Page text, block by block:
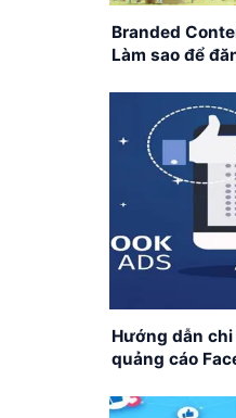
Branded
Làm sao để
Hướng dẫn
quảng cáo